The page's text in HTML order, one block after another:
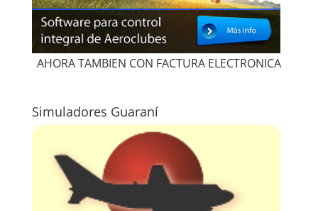
AHORA TAMBIEN CON FACTURA ELECTRONICA
Simuladores Guaraní